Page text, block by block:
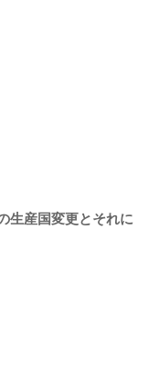
生産国変更とそれに